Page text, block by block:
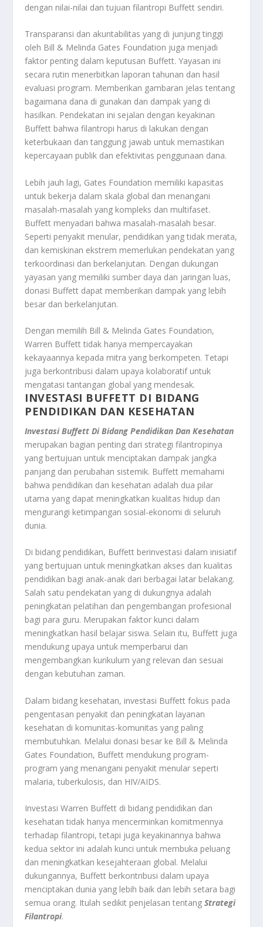
dengan nilai-nilai dan tujuan filantropi Buffett sendiri.
Transparansi dan akuntabilitas yang di junjung tinggi
oleh Bill & Melinda Gates Foundation juga menjadi
faktor penting dalam keputusan Buffett. Yayasan ini
secara rutin menerbitkan laporan tahunan dan hasil
evaluasi program. Memberikan gambaran jelas tentang
bagaimana dana di gunakan dan dampak yang di
hasilkan. Pendekatan ini sejalan dengan keyakinan
Buffett bahwa filantropi harus di lakukan dengan
keterbukaan dan tanggung jawab untuk memastikan
kepercayaan publik dan efektivitas penggunaan dana.
Lebih jauh lagi, Gates Foundation memiliki kapasitas
untuk bekerja dalam skala global dan menangani
masalah-masalah yang kompleks dan multifaset.
Buffett menyadari bahwa masalah-masalah besar.
Seperti penyakit menular, pendidikan yang tidak merata,
dan kemiskinan ekstrem memerlukan pendekatan yang
terkoordinasi dan berkelanjutan. Dengan dukungan
yayasan yang memiliki sumber daya dan jaringan luas,
donasi Buffett dapat memberikan dampak yang lebih
besar dan berkelanjutan.
Dengan memilih Bill & Melinda Gates Foundation,
Warren Buffett tidak hanya mempercayakan
kekayaannya kepada mitra yang berkompeten. Tetapi
juga berkontribusi dalam upaya kolaboratif untuk
mengatasi tantangan global yang mendesak.
INVESTASI BUFFETT DI BIDANG
PENDIDIKAN DAN KESEHATAN
Investasi Buffett Di Bidang Pendidikan Dan Kesehatan
merupakan bagian penting dari strategi filantropinya
yang bertujuan untuk menciptakan dampak jangka
panjang dan perubahan sistemik. Buffett memahami
bahwa pendidikan dan kesehatan adalah dua pilar
utama yang dapat meningkatkan kualitas hidup dan
mengurangi ketimpangan sosial-ekonomi di seluruh
dunia.
Di bidang pendidikan, Buffett berinvestasi dalam inisiatif
yang bertujuan untuk meningkatkan akses dan kualitas
pendidikan bagi anak-anak dari berbagai latar belakang.
Salah satu pendekatan yang di dukungnya adalah
peningkatan pelatihan dan pengembangan profesional
bagi para guru. Merupakan faktor kunci dalam
meningkatkan hasil belajar siswa. Selain itu, Buffett juga
mendukung upaya untuk memperbarui dan
mengembangkan kurikulum yang relevan dan sesuai
dengan kebutuhan zaman.
Dalam bidang kesehatan, investasi Buffett fokus pada
pengentasan penyakit dan peningkatan layanan
kesehatan di komunitas-komunitas yang paling
membutuhkan. Melalui donasi besar ke Bill & Melinda
Gates Foundation, Buffett mendukung program-
program yang menangani penyakit menular seperti
malaria, tuberkulosis, dan HIV/AIDS.
Investasi Warren Buffett di bidang pendidikan dan
kesehatan tidak hanya mencerminkan komitmennya
terhadap filantropi, tetapi juga keyakinannya bahwa
kedua sektor ini adalah kunci untuk membuka peluang
dan meningkatkan kesejahteraan global. Melalui
dukungannya, Buffett berkontribusi dalam upaya
menciptakan dunia yang lebih baik dan lebih setara bagi
semua orang. Itulah sedikit penjelasan tentangStrategi
Filantropi.